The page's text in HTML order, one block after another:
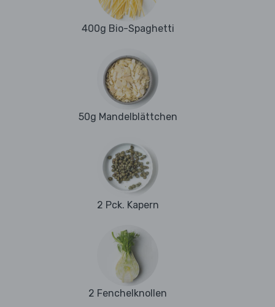
400g Bio-Spaghetti
50g Mandelblättchen
2 Pck. Kapern
2 Fenchelknollen